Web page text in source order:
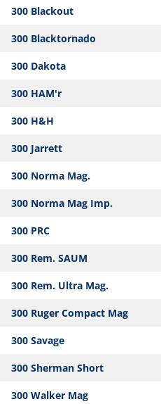
ЗАЛ СЛАВЫ
300 Blackout
300 Blacktornado
300 Dakota
300 HAM'r
300 H&H
300 Jarrett
300 Norma Mag.
300 Norma Mag Imp.
300 PRC
300 Rem. SAUM
300 Rem. Ultra Mag.
300 Ruger Compact Mag
300 Savage
300 Sherman Short
300 Walker Mag